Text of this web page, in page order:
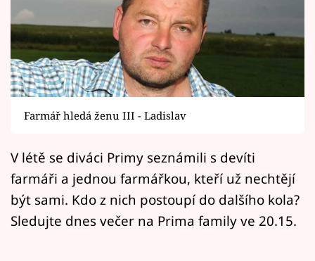
Vztahy
Seriály
Horoskopy
Sledujte prima+
Filmový festival Karlovy Vary
Pořady
Mámy sobě
Farmář hledá ženu III - Ladislav
V létě se diváci Primy seznámili s devíti
farmáři a jednou farmářkou, kteří už nechtějí
být sami. Kdo z nich postoupí do dalšího kola?
Sledujte dnes večer na Prima family ve 20.15.